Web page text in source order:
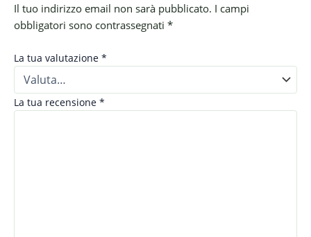
Il tuo indirizzo email non sarà pubblicato. I campi
obbligatori sono contrassegnati *
La tua valutazione *
La tua recensione *